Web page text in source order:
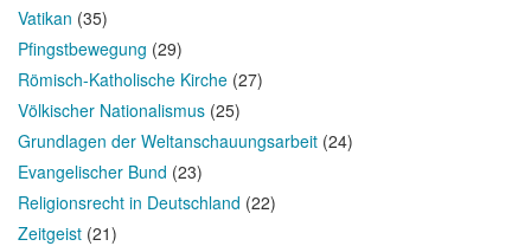
Vatikan (35)
Pfingstbewegung (29)
Römisch-Katholische Kirche (27)
Völkischer Nationalismus (25)
Grundlagen der Weltanschauungsarbeit (24)
Evangelischer Bund (23)
Religionsrecht in Deutschland (22)
Zeitgeist (21)